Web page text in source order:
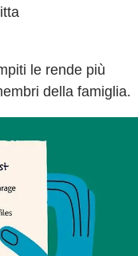
le rende più
della famiglia.